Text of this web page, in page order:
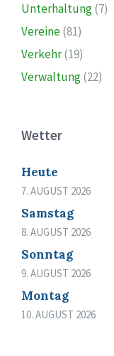
Unterhaltung(7)
Vereine(81)
Verkehr(19)
Verwaltung(22)
Wetter
Heute
7. AUGUST 2026
Samstag
8. AUGUST 2026
Sonntag
9. AUGUST 2026
Montag
10. AUGUST 2026